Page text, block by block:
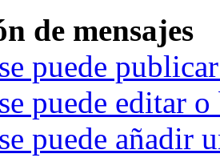
de mensajes
puede
puede editar
puede añadir